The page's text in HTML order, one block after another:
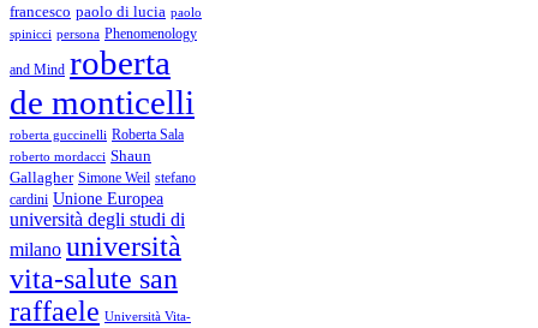
francesco paolo di lucia paolo
spinicci persona Phenomenology
and Mind roberta
de monticelli
roberta guccinelli Roberta Sala
roberto mordacci Shaun
Gallagher Simone Weil stefano
cardini Unione Europea
università degli studi di
milano università
vita-salute san
raffaele Università Vita-